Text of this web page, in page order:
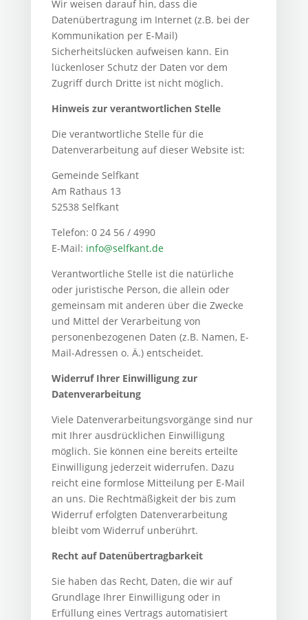
Wir weisen darauf hin, dass die
Datenübertragung im Internet (z.B. bei der
Kommunikation per E-Mail)
Sicherheitslücken aufweisen kann. Ein
lückenloser Schutz der Daten vor dem
Zugriff durch Dritte ist nicht möglich.
Hinweis zur verantwortlichen Stelle
Die verantwortliche Stelle für die
Datenverarbeitung auf dieser Website ist:
Gemeinde Selfkant
Am Rathaus 13
52538 Selfkant
Telefon: 0 24 56 / 4990
E-Mail: info@selfkant.de
Verantwortliche Stelle ist die natürliche
oder juristische Person, die allein oder
gemeinsam mit anderen über die Zwecke
und Mittel der Verarbeitung von
personenbezogenen Daten (z.B. Namen, E-
Mail-Adressen o. Ä.) entscheidet.
Widerruf Ihrer Einwilligung zur
Datenverarbeitung
Viele Datenverarbeitungsvorgänge sind nur
mit Ihrer ausdrücklichen Einwilligung
möglich. Sie können eine bereits erteilte
Einwilligung jederzeit widerrufen. Dazu
reicht eine formlose Mitteilung per E-Mail
an uns. Die Rechtmäßigkeit der bis zum
Widerruf erfolgten Datenverarbeitung
bleibt vom Widerruf unberührt.
Recht auf Datenübertragbarkeit
Sie haben das Recht, Daten, die wir auf
Grundlage Ihrer Einwilligung oder in
Erfüllung eines Vertrags automatisiert